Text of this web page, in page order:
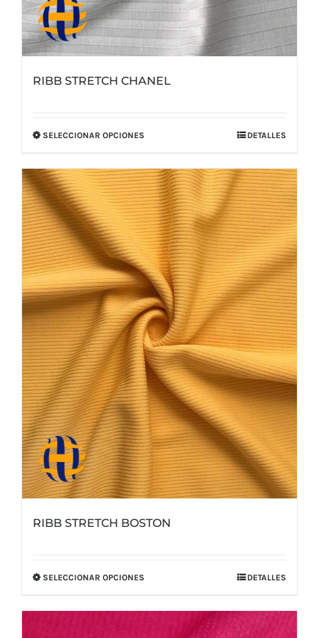
RIBB STRETCH CHANEL
SELECCIONAR OPCIONES
tiene
múltiples
variantes.
Las
opciones
se
pueden
elegir
en
la
página
de
producto
DETALLES
RIBB STRETCH BOSTON
SELECCIONAR OPCIONES DETALLES